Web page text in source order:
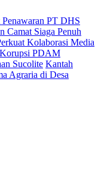
PT DHS
Camat Siaga Penuh
Kolaborasi Media
PDAM
Sucolite Kantah
Agraria di Desa